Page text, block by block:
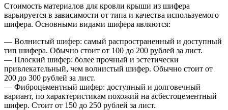
Стоимость материалов для кровли крыши из шифера
варьируется в зависимости от типа и качества используемого
шифера. Основными видами шифера являются:
— Волнистый шифер: самый распространенный и доступный
тип шифера. Обычно стоит от 100 до 200 рублей за лист.
— Плоский шифер: более прочный и эстетически
привлекательный, чем волнистый шифер. Обычно стоит от
200 до 300 рублей за лист.
— Фиброцементный шифер: доступный и долговечный
вариант, по характеристикам похожий на асбестоцементный
шифер. Стоит от 150 до 250 рублей за лист.